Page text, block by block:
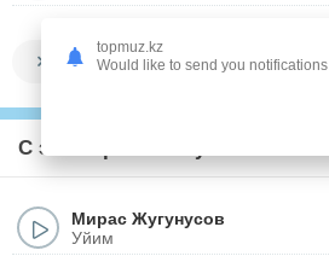
Показать все
С этим треком слушают
Мирас Жугунусов
Уйим
topmuz.kz
Would like to send you notifications